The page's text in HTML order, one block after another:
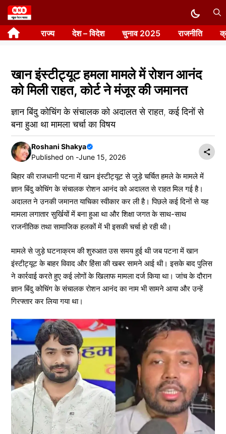
Skip
to
content राज्य देश – विदेश चुनाव 2025 राजनीति
खान इंस्टीट्यूट हमला मामले में रोशन आनंद
को मिली राहत, कोर्ट ने मंजूर की जमानत
ज्ञान बिंदु कोचिंग के संचालक को अदालत से राहत, कई दिनों से
बना हुआ था मामला चर्चा का विषय
Roshani Shakya
Published on -June 15, 2026
बिहार की राजधानी पटना में खान इंस्टीट्यूट से जुड़े चर्चित हमले के मामले में
ज्ञान बिंदु कोचिंग के संचालक रोशन आनंद को अदालत से राहत मिल गई है।
अदालत ने उनकी जमानत याचिका स्वीकार कर ली है। पिछले कई दिनों से यह
मामला लगातार सुर्खियों में बना हुआ था और शिक्षा जगत के साथ-साथ
राजनीतिक तथा सामाजिक हलकों में भी इसकी चर्चा हो रही थी।
मामले से जुड़े घटनाक्रम की शुरुआत उस समय हुई थी जब पटना में खान
इंस्टीट्यूट के बाहर विवाद और हिंसा की खबर सामने आई थी। इसके बाद पुलिस
ने कार्रवाई करते हुए कई लोगों के खिलाफ मामला दर्ज किया था। जांच के दौरान
ज्ञान बिंदु कोचिंग के संचालक रोशन आनंद का नाम भी सामने आया और उन्हें
गिरफ्तार कर लिया गया था।